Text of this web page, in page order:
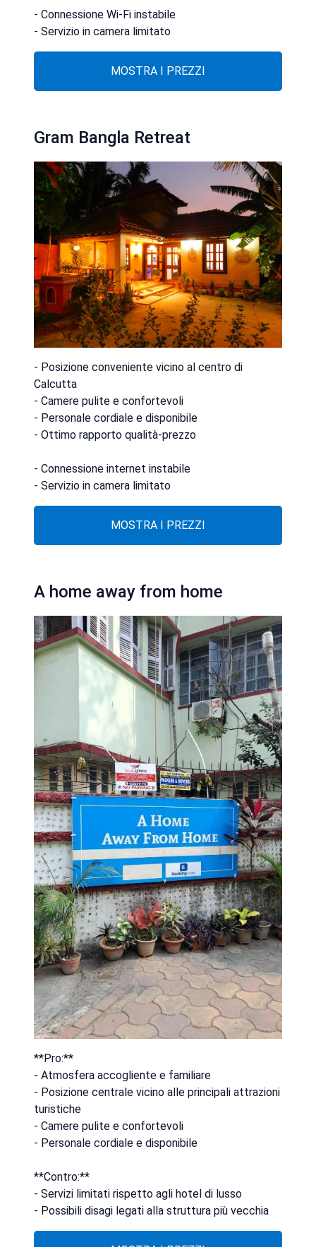
- Connessione Wi-Fi instabile
- Servizio in camera limitato
MOSTRA I PREZZI
Gram Bangla Retreat
- Posizione conveniente vicino al centro di
Calcutta
- Camere pulite e confortevoli
- Personale cordiale e disponibile
- Ottimo rapporto qualità-prezzo
- Connessione internet instabile
- Servizio in camera limitato
MOSTRA I PREZZI
A home away from home
**Pro:**
- Atmosfera accogliente e familiare
- Posizione centrale vicino alle principali attrazioni
turistiche
- Camere pulite e confortevoli
- Personale cordiale e disponibile
**Contro:**
- Servizi limitati rispetto agli hotel di lusso
- Possibili disagi legati alla struttura più vecchia